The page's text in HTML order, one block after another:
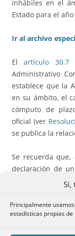
Sí,
Principalmente
estadísticas propias de
inhábiles en el
Estado para el año
Ir al archivo
Elartículo 30.7
Administrativo
establece que la
en su ámbito, el
cómputo de
oficial (ver
se publica la
Se recuerda
declaración de
cómputo de
Administraciones
trabajo ni el